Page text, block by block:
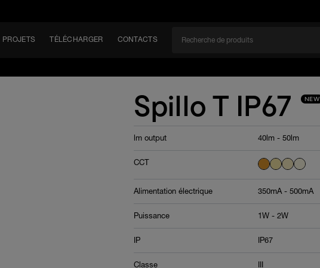
PROJETS TÉLÉCHARGER CONTACTS
Spillo T IP67 NEW
lm output 40lm - 50lm
CCT
Alimentation électrique 350mA - 500mA
Puissance 1W - 2W
IP IP67
Classe